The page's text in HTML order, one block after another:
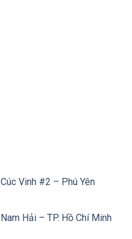
Vinh #2 – Phú Yên
Hải – TP. Hồ Chí Minh